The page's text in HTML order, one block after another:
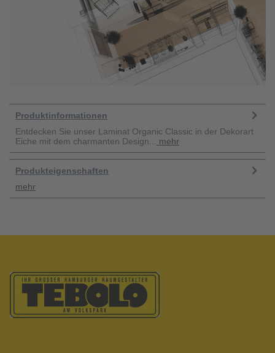
Produktinformationen
Entdecken Sie unser Laminat Organic Classic in der Dekorart
Eiche mit dem charmanten Design...
mehr
Produkteigenschaften
mehr